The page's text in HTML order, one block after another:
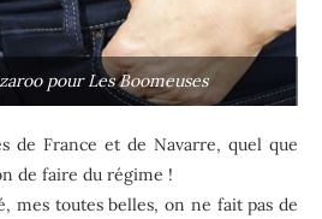
pour Les Boomeuses
de France et de Navarre, quel que
de faire du régime !
mes toutes belles, on ne fait pas de